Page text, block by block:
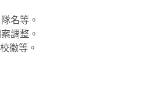
名等。
調整。
徽等。